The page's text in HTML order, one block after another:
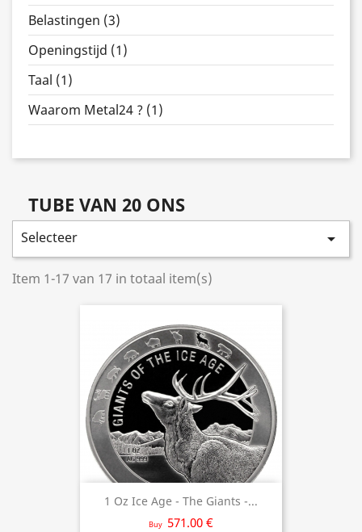
Belastingen (3)
Openingstijd (1)
Taal (1)
Waarom Metal24 ? (1)
TUBE VAN 20 ONS
Selecteer 
Item 1-17 van 17 in totaal item(s)
1 Oz Ice Age - The Giants -...
Buy 571.00 €